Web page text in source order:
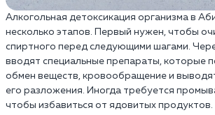
Алкогольная детоксикация организма в
несколько этапов. Первый нужен, чтобы
спиртного перед следующими шагами.
вводят специальные препараты, которые
обмен веществ, кровообращение и
его разложения. Иногда требуется
чтобы избавиться от ядовитых продуктов.